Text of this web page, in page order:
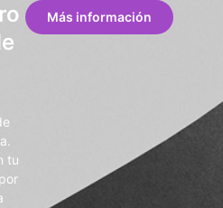
tu
Más información